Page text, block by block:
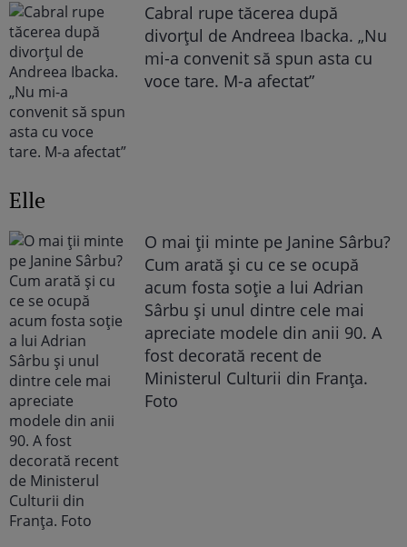
Cabral rupe tăcerea după
divorțul de Andreea Ibacka. „Nu
mi-a convenit să spun asta cu
voce tare. M-a afectat”
Elle
O mai ții minte pe Janine Sârbu?
Cum arată și cu ce se ocupă
acum fosta soție a lui Adrian
Sârbu și unul dintre cele mai
apreciate modele din anii 90. A
fost decorată recent de
Ministerul Culturii din Franța.
Foto